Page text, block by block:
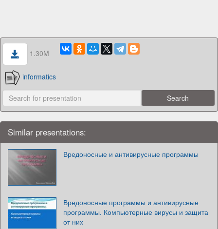
1.30M
informatics
Similar presentations:
Вредоносные и антивирусные программы
Вредоносные программы и антивирусные
программы. Компьютерные вирусы и защита
от них